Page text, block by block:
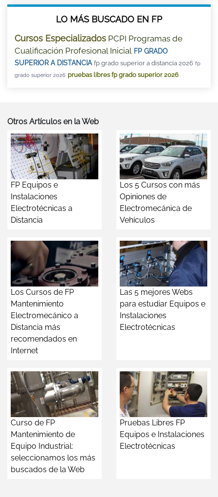
LO MÁS BUSCADO EN FP
Cursos Especializados PCPI Programas de
Cualificación Profesional Inicial FP GRADO
SUPERIOR A DISTANCIA fp grado superior a distancia 2026 fp
grado superior 2026 pruebas libres fp grado superior 2026
Otros Artículos en la Web
FP Equipos e
Instalaciones
Electrotécnicas a
Distancia
Los 5 Cursos con más
Opiniones de
Electromecánica de
Vehículos
Los Cursos de FP
Mantenimiento
Electromecánico a
Distancia más
recomendados en
Internet
Las 5 mejores Webs
para estudiar Equipos e
Instalaciones
Electrotécnicas
Curso de FP
Mantenimiento de
Equipo Industrial:
seleccionamos los más
buscados de la Web
Pruebas Libres FP
Equipos e Instalaciones
Electrotécnicas